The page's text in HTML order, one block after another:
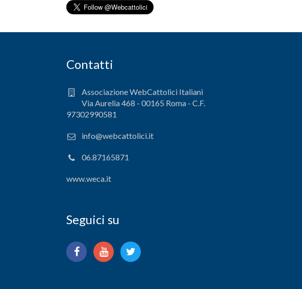
Contatti
Associazione WebCattolici Italiani
Via Aurelia 468 - 00165 Roma - C.F.
97302990581
info@webcattolici.it
06.87165871
www.weca.it
Seguici su